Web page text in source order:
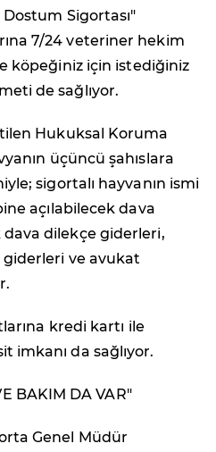
Sigortası"
7/24 veteriner hekim
köpeğiniz için istediğiniz
de sağlıyor.
Hukuksal Koruma
üçüncü şahıslara
sigortalı hayvanın ismi
açılabilecek dava
dilekçe giderleri,
ve avukat
kredi kartı ile
imkanı da sağlıyor.
BAKIM DA VAR"
Genel Müdür